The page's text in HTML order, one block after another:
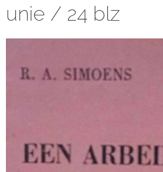
unie / 24 blz